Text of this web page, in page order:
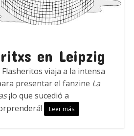
en Leipzig
viaja a la intensa
presentar el fanzine La
¡lo que sucedió a
Leer más